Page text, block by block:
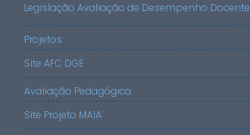
Legislação Avaliação de Desempenho Docente
Projetos
Site AFC DGE
Avaliação Pedagógica
Site Projeto MAIA